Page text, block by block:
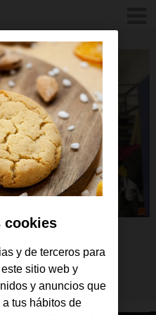
en
cookies
y de terceros para
sitio web y
y anuncios que
tus hábitos de